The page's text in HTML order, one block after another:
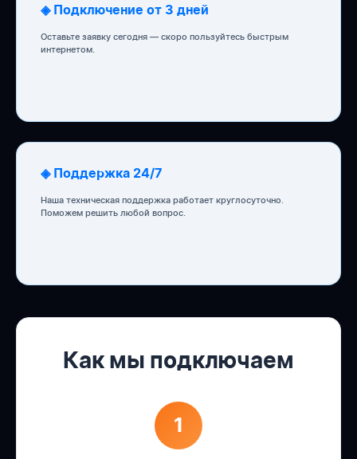
◈ Подключение от 3 дней
Оставьте заявку сегодня — скоро пользуйтесь быстрым
интернетом.
◈ Поддержка 24/7
Наша техническая поддержка работает круглосуточно.
Поможем решить любой вопрос.
Как мы подключаем
1